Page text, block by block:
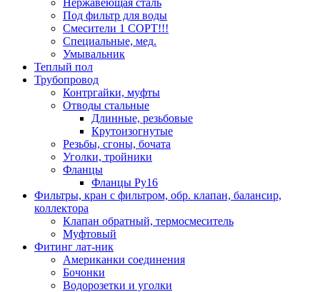
Нержавеющая сталь
Под фильтр для воды
Смесители 1 СОРТ!!!
Специальные, мед.
Умывальник
Теплый пол
Трубопровод
Контргайки, муфты
Отводы стальные
Длинные, резьбовые
Крутоизогнутые
Резьбы, сгоны, бочата
Уголки, тройники
Фланцы
Фланцы Ру16
Фильтры, кран с фильтром, обр. клапан, балансир,
коллектора
Клапан обратный, термосмеситель
Муфтовый
Фитинг лат-ник
Американки соединения
Бочонки
Водорозетки и уголки